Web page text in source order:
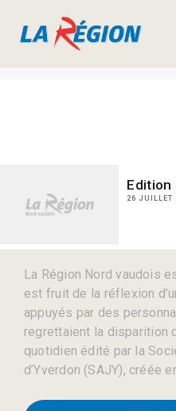
Edition
26 JUILLET
La Région Nord vaudois
est fruit de la réflexion
appuyés par des
regrettaient la disparition
quotidien édité par la
d’Yverdon (SAJY), créée